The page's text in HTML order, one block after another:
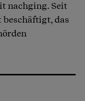
nachging. Seit
das